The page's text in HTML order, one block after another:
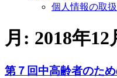
個人情報の取
月: 2018年12
第７回中高齢者のた